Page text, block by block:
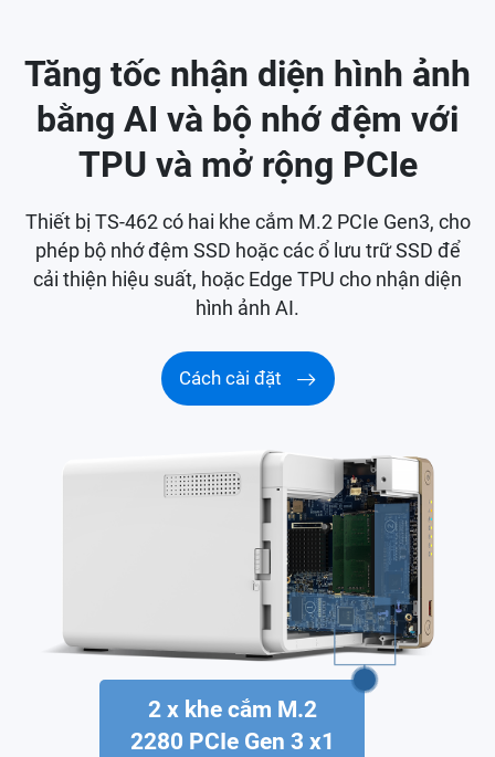
Tăng tốc nhận diện hình ảnh
bằng AI và bộ nhớ đệm với
TPU và mở rộng PCIe
Thiết bị TS-462 có hai khe cắm M.2 PCIe Gen3, cho
phép bộ nhớ đệm SSD hoặc các ổ lưu trữ SSD để
cải thiện hiệu suất, hoặc Edge TPU cho nhận diện
hình ảnh AI.
Cách cài đặt
2 x khe cắm M.2
2280 PCIe Gen 3 x1